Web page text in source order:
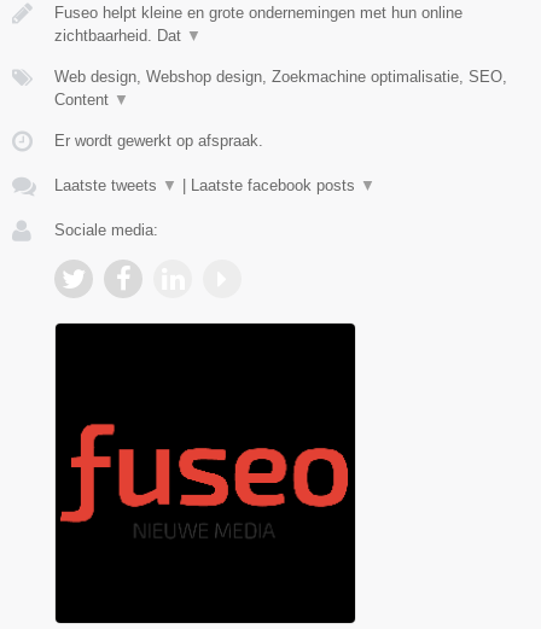
Fuseo helpt kleine en grote ondernemingen met hun online
zichtbaarheid. Dat ▼
Web design, Webshop design, Zoekmachine optimalisatie, SEO,
Content ▼
Er wordt gewerkt op afspraak.
Laatste tweets ▼ Laatste facebook posts ▼
Sociale media: